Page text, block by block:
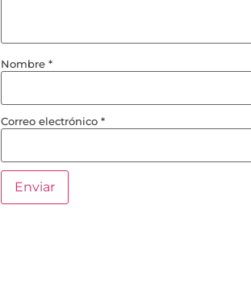
Nombre *
Correo electrónico *